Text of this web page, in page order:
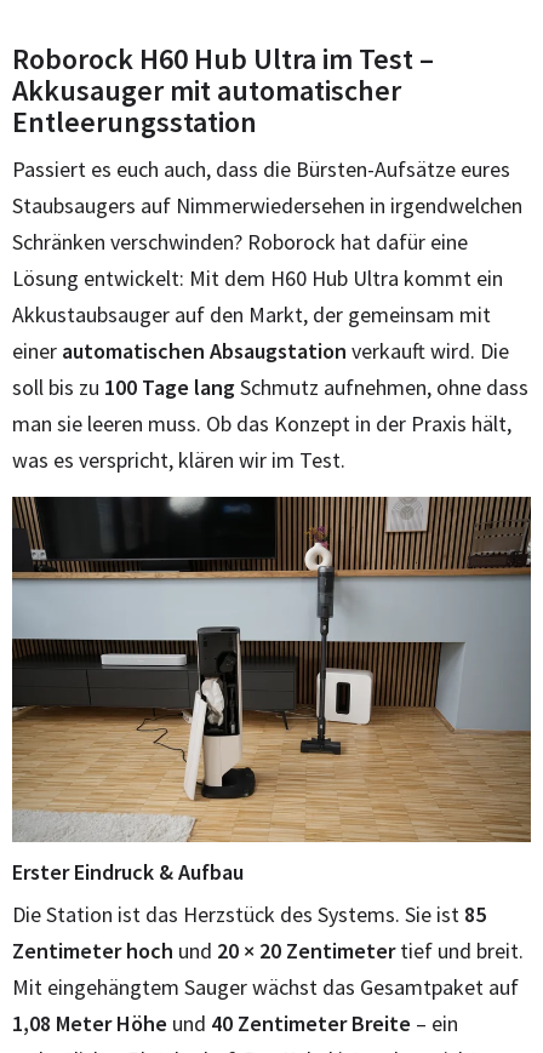
Roborock H60 Hub Ultra im Test –
Akkusauger mit automatischer
Entleerungsstation
Passiert es euch auch, dass die Bürsten-Aufsätze eures
Staubsaugers auf Nimmerwiedersehen in irgendwelchen
Schränken verschwinden? Roborock hat dafür eine
Lösung entwickelt: Mit dem H60 Hub Ultra kommt ein
Akkustaubsauger auf den Markt, der gemeinsam mit
einer automatischen Absaugstation verkauft wird. Die
soll bis zu 100 Tage langSchmutz aufnehmen, ohne dass
man sie leeren muss. Ob das Konzept in der Praxis hält,
was es verspricht, klären wir im Test.
Erster Eindruck & Aufbau
Die Station ist das Herzstück des Systems. Sie ist 85
Zentimeter hoch und 20 × 20 Zentimetertief und breit.
Mit eingehängtem Sauger wächst das Gesamtpaket auf
1,08 Meter Höhe und 40 Zentimeter Breite – ein